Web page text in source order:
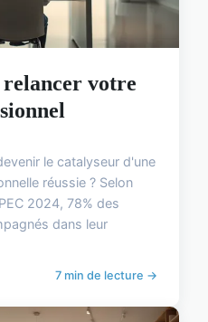
votre
le catalyseur d'une
réussie ? Selon
2024, 78% des
dans leur
7 min de lecture →